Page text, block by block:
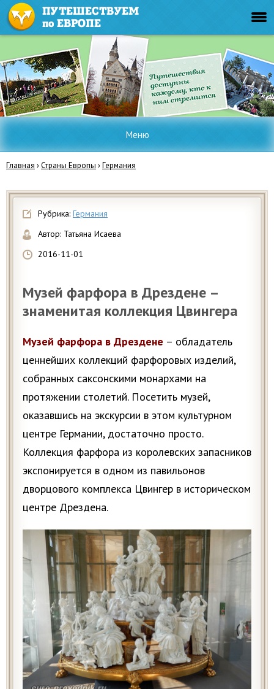
Меню
Главная ›Страны Европы ›Германия
Рубрика: Германия
Автор: Татьяна Исаева
2016-11-01
Музей фарфора в Дрездене –
знаменитая коллекция Цвингера
Музей фарфора в Дрездене – обладатель
ценнейших коллекций фарфоровых изделий,
собранных саксонскими монархами на
протяжении столетий. Посетить музей,
оказавшись на экскурсии в этом культурном
центре Германии, достаточно просто.
Коллекция фарфора из королевских запасников
экспонируется в одном из павильонов
дворцового комплекса Цвингер в историческом
центре Дрездена.